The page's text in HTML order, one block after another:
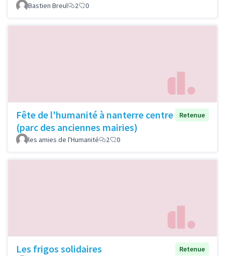
Bastien Breul 2 0
Fête de l'humanité à nanterre centre
(parc des anciennes mairies)
Retenue
les amies de l'Humanité 2 0
Les frigos solidaires
Retenue